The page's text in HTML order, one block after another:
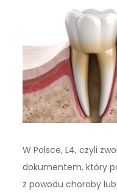
W Polsce, L4, czyli
dokumentem, który
z powodu choroby